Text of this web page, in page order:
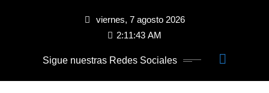
viernes, 7 agosto 2026
2:11:44 AM
Sigue nuestras Redes Sociales